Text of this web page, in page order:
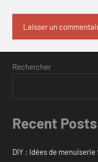
Rechercher
Recent Posts
DIY : Idées de